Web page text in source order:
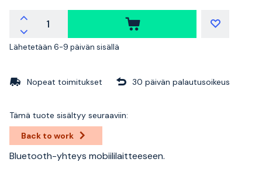
Lähetetään 6-9 päivän sisällä
Nopeat toimitukset 30 päivän palautusoikeus
Tämä tuote sisältyy seuraaviin:
Back to work
Bluetooth-yhteys mobiililaitteeseen.